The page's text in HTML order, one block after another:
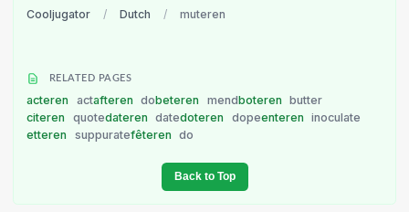
Cooljugator / Dutch / muteren
RELATED PAGES
acteren actafteren dobeteren mendboteren
butter
citeren
quotedateren datedoteren dopeenteren
inoculate
etteren
suppuratefêteren do
Back to Top